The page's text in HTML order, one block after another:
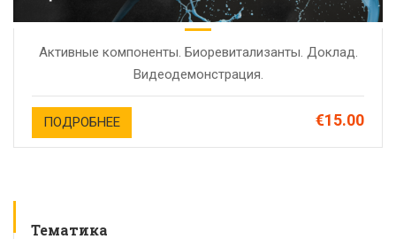
Активные компоненты. Биоревитализанты. Доклад.
Видеодемонстрация.
ПОДРОБНЕЕ €15.00
Тематика